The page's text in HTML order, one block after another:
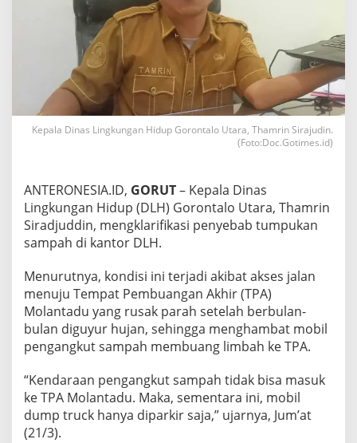
o
r
H
r
t
a
m
r
i
A
k
s
e
s
J
l
a
n
Kepala Dinas Lingkungan Hidup Gorontalo Utara, Thamrin Sirajudin.
(Foto:Doc.Gotimes.id)
ANTERONESIA.ID, GORUT– Kepala Dinas
Lingkungan Hidup (DLH) Gorontalo Utara, Thamrin
Siradjuddin, mengklarifikasi penyebab tumpukan
sampah di kantor DLH.
Menurutnya, kondisi ini terjadi akibat akses jalan
menuju Tempat Pembuangan Akhir (TPA)
Molantadu yang rusak parah setelah berbulan-
bulan diguyur hujan, sehingga menghambat mobil
pengangkut sampah membuang limbah ke TPA.
“Kendaraan pengangkut sampah tidak bisa masuk
ke TPA Molantadu. Maka, sementara ini, mobil
dump truck hanya diparkir saja,” ujarnya, Jum’at
(21/3).